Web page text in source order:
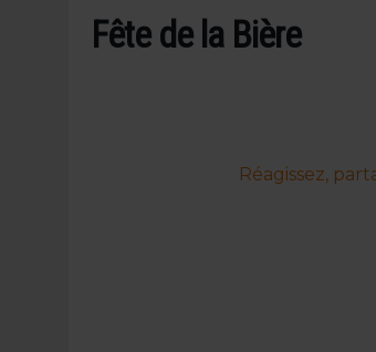
Fête de la Bière
Réagissez,